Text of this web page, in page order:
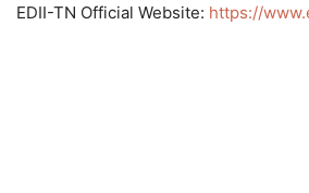
EDII-TN Official Website: https://